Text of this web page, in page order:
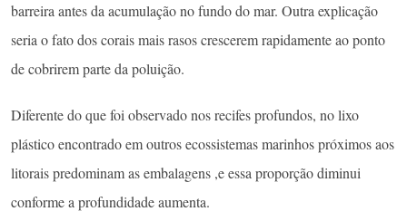
barreira antes da acumulação no fundo do mar. Outra explicação
seria o fato dos corais mais rasos crescerem rapidamente ao ponto
de cobrirem parte da poluição.
Diferente do que foi observado nos recifes profundos, no lixo
plástico encontrado em outros ecossistemas marinhos próximos aos
litorais predominam as embalagens ,e essa proporção diminui
conforme a profundidade aumenta.